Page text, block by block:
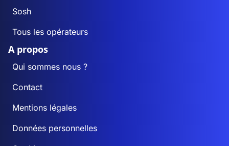
Sosh
Tous les opérateurs
A propos
Qui sommes nous ?
Contact
Mentions légales
Données personnelles